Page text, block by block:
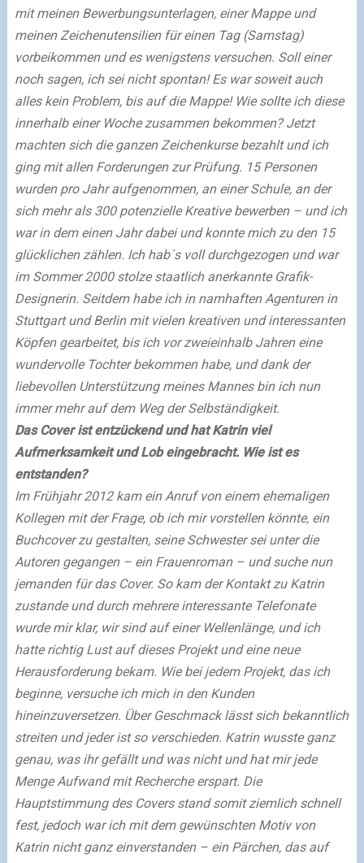
mit meinen Bewerbungsunterlagen, einer Mappe und
meinen Zeichenutensilien für einen Tag (Samstag)
vorbeikommen und es wenigstens versuchen. Soll einer
noch sagen, ich sei nicht spontan! Es war soweit auch
alles kein Problem, bis auf die Mappe! Wie sollte ich diese
innerhalb einer Woche zusammen bekommen? Jetzt
machten sich die ganzen Zeichenkurse bezahlt und ich
ging mit allen Forderungen zur Prüfung. 15 Personen
wurden pro Jahr aufgenommen, an einer Schule, an der
sich mehr als 300 potenzielle Kreative bewerben – und ich
war in dem einen Jahr dabei und konnte mich zu den 15
glücklichen zählen. Ich hab´s voll durchgezogen und war
im Sommer 2000 stolze staatlich anerkannte Grafik-
Designerin. Seitdem habe ich in namhaften Agenturen in
Stuttgart und Berlin mit vielen kreativen und interessanten
Köpfen gearbeitet, bis ich vor zweieinhalb Jahren eine
wundervolle Tochter bekommen habe, und dank der
liebevollen Unterstützung meines Mannes bin ich nun
immer mehr auf dem Weg der Selbständigkeit.
Das Cover ist entzückend und hat Katrin viel
Aufmerksamkeit und Lob eingebracht. Wie ist es
entstanden?
Im Frühjahr 2012 kam ein Anruf von einem ehemaligen
Kollegen mit der Frage, ob ich mir vorstellen könnte, ein
Buchcover zu gestalten, seine Schwester sei unter die
Autoren gegangen – ein Frauenroman – und suche nun
jemanden für das Cover. So kam der Kontakt zu Katrin
zustande und durch mehrere interessante Telefonate
wurde mir klar, wir sind auf einer Wellenlänge, und ich
hatte richtig Lust auf dieses Projekt und eine neue
Herausforderung bekam. Wie bei jedem Projekt, das ich
beginne, versuche ich mich in den Kunden
hineinzuversetzen. Über Geschmack lässt sich bekanntlich
streiten und jeder ist so verschieden. Katrin wusste ganz
genau, was ihr gefällt und was nicht und hat mir jede
Menge Aufwand mit Recherche erspart. Die
Hauptstimmung des Covers stand somit ziemlich schnell
fest, jedoch war ich mit dem gewünschten Motiv von
Katrin nicht ganz einverstanden – ein Pärchen, das auf